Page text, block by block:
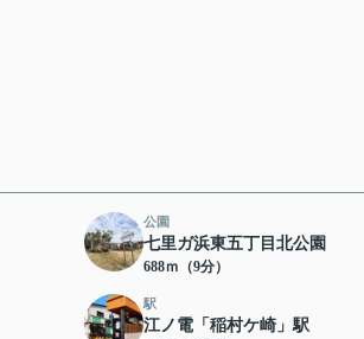
公園
七里ガ浜東五丁目北公園
688ｍ（9分）
駅
江ノ電「稲村ケ崎」駅